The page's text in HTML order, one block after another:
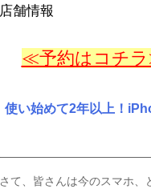
店舗情報
≪予約はコチ
使い始めて2年以上！
さて、皆さんは今のスマホ、